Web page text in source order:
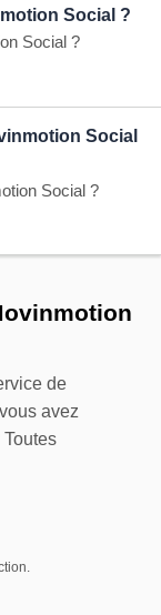
Social ?
Social ?
Social
Social ?
de
avez